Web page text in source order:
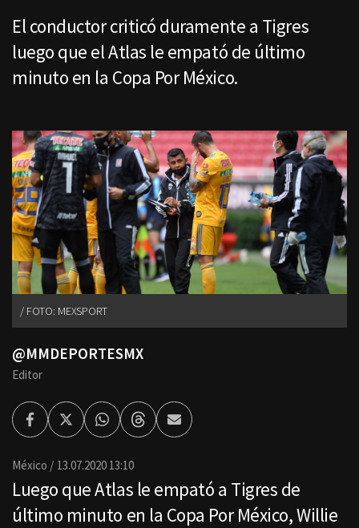
El conductor criticó duramente a Tigres
luego que el Atlas le empató de último
minuto en la Copa Por México.
FOTO: MEXSPORT
@MMDEPORTESMX
Editor
FacebookTwitterWhatsappThreadsEnviar
por
México 13.07.2020 13:10
Luego que Atlas le empató a Tigres de
último minuto en la Copa Por México, Willie